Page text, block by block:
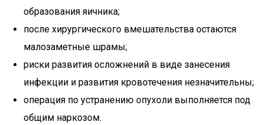
образования яичника;
после хирургического вмешательства остаются
малозаметные шрамы;
риски развития осложнений в виде занесения
инфекции и развития кровотечения незначительны;
операция по устранению опухоли выполняется под
общим наркозом.